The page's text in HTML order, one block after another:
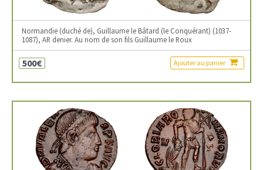
Normandie (duché de), Guillaume le Bâtard (le Conquérant) (1037-
1087), AR denier. Au nom de son fils Guillaume le Roux
500€ Ajouter au panier